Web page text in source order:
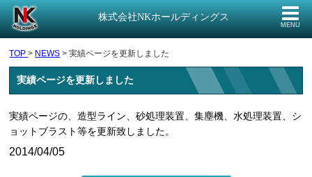
株式会社NKホールディングス
MENU
TOP> NEWS > 実績ページを更新しました
実績ページを更新しました
実績ページの、造型ライン、砂処理装置、集塵機、水処理装置、シ
ョットブラスト等を更新致しました。
2014/04/05